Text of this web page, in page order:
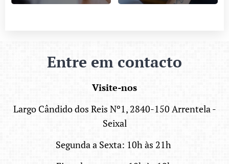
Entre em contacto
Visite-nos
Largo Cândido dos Reis Nº1, 2840-150 Arrentela -
Seixal
Segunda a Sexta: 10h às 21h